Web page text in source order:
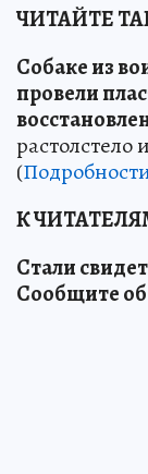
ЧИТАЙТЕ
Собаке из
провели
растолстело
(
К
Стали
Сообщите